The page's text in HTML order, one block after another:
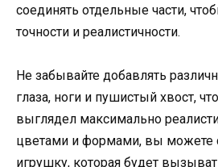
соединять отдельные части,
точности и реалистичности.
Не забывайте добавлять
глаза, ноги и пушистый хвост,
выглядел максимально
цветами и формами, вы можете
игрушку, которая будет